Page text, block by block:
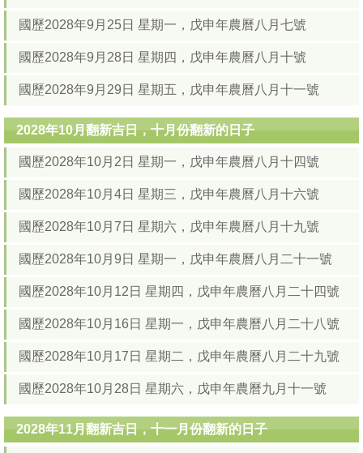
國歷2028年9月25日 星期一，戊申年農曆八月七號
國歷2028年9月28日 星期四，戊申年農曆八月十號
國歷2028年9月29日 星期五，戊申年農曆八月十一號
2028年10月翻新吉日，十月份翻新的日子
國歷2028年10月2日 星期一，戊申年農曆八月十四號
國歷2028年10月4日 星期三，戊申年農曆八月十六號
國歷2028年10月7日 星期六，戊申年農曆八月十九號
國歷2028年10月9日 星期一，戊申年農曆八月二十一號
國歷2028年10月12日 星期四，戊申年農曆八月二十四號
國歷2028年10月16日 星期一，戊申年農曆八月二十八號
國歷2028年10月17日 星期二，戊申年農曆八月二十九號
國歷2028年10月28日 星期六，戊申年農曆九月十一號
2028年11月翻新吉日，十一月份翻新的日子